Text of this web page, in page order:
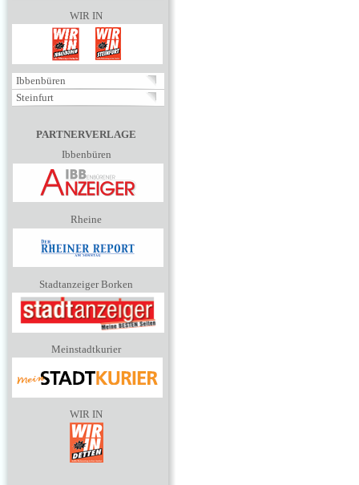
WIR IN
Ibbenbüren
Steinfurt
PARTNERVERLAGE
Ibbenbüren
Rheine
Stadtanzeiger Borken
Meinstadtkurier
WIR IN